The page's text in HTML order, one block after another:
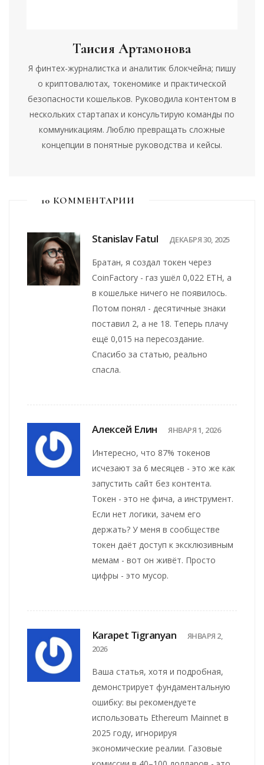
Таисия Артамонова
Я финтех-журналистка и аналитик блокчейна; пишу
о криптовалютах, токеномике и практической
безопасности кошельков. Руководила контентом в
нескольких стартапах и консультирую команды по
коммуникациям. Люблю превращать сложные
концепции в понятные руководства и кейсы.
10 КОММЕНТАРИИ
Stanislav Fatul ДЕКАБРЯ 30, 2025
Братан, я создал токен через
CoinFactory - газ ушёл 0,022 ETH, а
в кошельке ничего не появилось.
Потом понял - десятичные знаки
поставил 2, а не 18. Теперь плачу
ещё 0,015 на пересоздание.
Спасибо за статью, реально
спасла.
Алексей Елин ЯНВАРЯ 1, 2026
Интересно, что 87% токенов
исчезают за 6 месяцев - это же как
запустить сайт без контента.
Токен - это не фича, а инструмент.
Если нет логики, зачем его
держать? У меня в сообществе
токен даёт доступ к эксклюзивным
мемам - вот он живёт. Просто
цифры - это мусор.
Karapet Tigranyan
ЯНВАРЯ 2,
2026
Ваша статья, хотя и подробная,
демонстрирует фундаментальную
ошибку: вы рекомендуете
использовать Ethereum Mainnet в
2025 году, игнорируя
экономические реалии. Газовые